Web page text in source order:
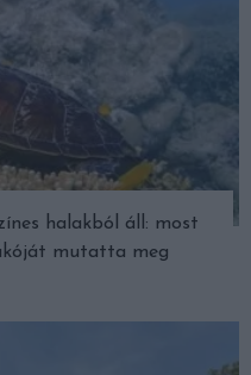
halakból áll: most
mutatta meg